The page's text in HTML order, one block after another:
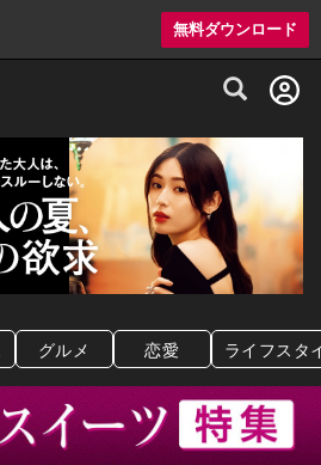
無料ダウンロード
グルメ情報・プレミアムレストラン予約
グルメ 恋愛 ライフスタ